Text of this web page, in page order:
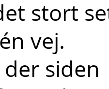
stort
vej.
siden